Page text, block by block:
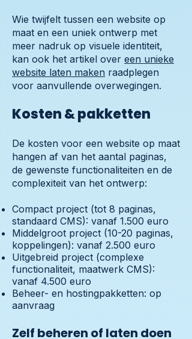
Wie twijfelt tussen een website op
maat en een uniek ontwerp met
meer nadruk op visuele identiteit,
kan ook het artikel over een unieke
website laten maken raadplegen
voor aanvullende overwegingen.
Kosten & pakketten
De kosten voor een website op maat
hangen af van het aantal paginas,
de gewenste functionaliteiten en de
complexiteit van het ontwerp:
Compact project (tot 8 paginas,
standaard CMS): vanaf 1.500 euro
Middelgroot project (10-20 paginas,
koppelingen): vanaf 2.500 euro
Uitgebreid project (complexe
functionaliteit, maatwerk CMS):
vanaf 4.500 euro
Beheer- en hostingpakketten: op
aanvraag
Zelf beheren of laten doen